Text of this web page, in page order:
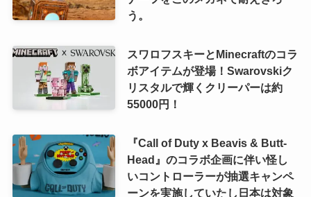
う。
スワロフスキーとMinecraftのコラ
ボアイテムが登場！Swarovskiク
リスタルで輝くクリーパーは約
55000円！
『Call of Duty x Beavis & Butt-
Head』のコラボ企画に伴い怪し
いコントローラーが抽選キャンペ
ーンを実施していたし日本は対象